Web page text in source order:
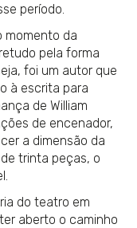
período.
momento da
pela forma
foi um autor que
à escrita para
de William
de encenador,
a dimensão da
trinta peças, o
do teatro em
aberto o caminho